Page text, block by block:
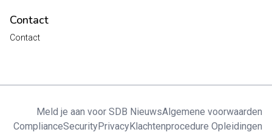
Contact
Contact
Meld je aan voor SDB NieuwsAlgemene voorwaarden
ComplianceSecurityPrivacyKlachtenprocedure Opleidingen